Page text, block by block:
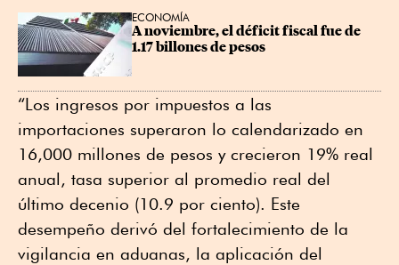
ECONOMÍA
A noviembre, el déficit fiscal fue de
1.17 billones de pesos
“Los ingresos por impuestos a las
importaciones superaron lo calendarizado en
16,000 millones de pesos y crecieron 19% real
anual, tasa superior al promedio real del
último decenio (10.9 por ciento). Este
desempeño derivó del fortalecimiento de la
vigilancia en aduanas, la aplicación del